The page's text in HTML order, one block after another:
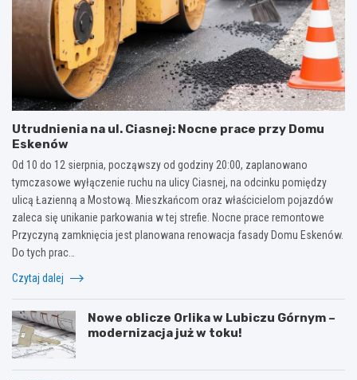
Utrudnienia na ul. Ciasnej: Nocne prace przy Domu
Eskenów
Od 10 do 12 sierpnia, począwszy od godziny 20:00, zaplanowano
tymczasowe wyłączenie ruchu na ulicy Ciasnej, na odcinku pomiędzy
ulicą Łazienną a Mostową. Mieszkańcom oraz właścicielom pojazdów
zaleca się unikanie parkowania w tej strefie. Nocne prace remontowe
Przyczyną zamknięcia jest planowana renowacja fasady Domu Eskenów.
Do tych prac…
Czytaj dalej
Nowe oblicze Orlika w Lubiczu Górnym –
modernizacja już w toku!